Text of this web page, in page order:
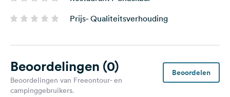
Prijs- Qualiteitsverhouding
Beoordelingen (0)
Beoordelingen van Freeontour- en
campinggebruikers.
Beoordelen